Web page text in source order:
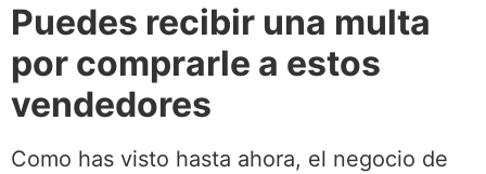
Puedes recibir una multa
por comprarle a estos
vendedores
Como has visto hasta ahora, el negocio de